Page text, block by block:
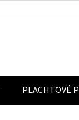
POUČENÍ O
PLACHTOVÉ